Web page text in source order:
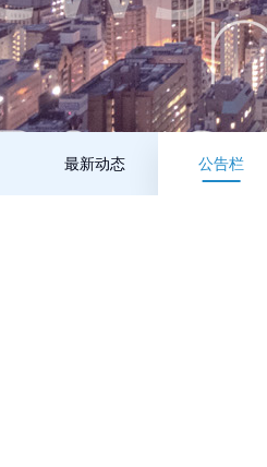
最新动态 公告栏